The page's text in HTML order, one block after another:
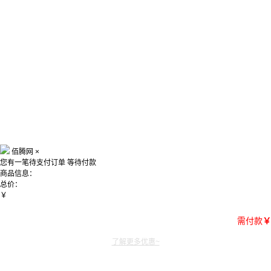
佰腾网 ×
您有一笔待支付订单 等待付款
商品信息：
总价：
￥
需付款￥
了解更多优惠~